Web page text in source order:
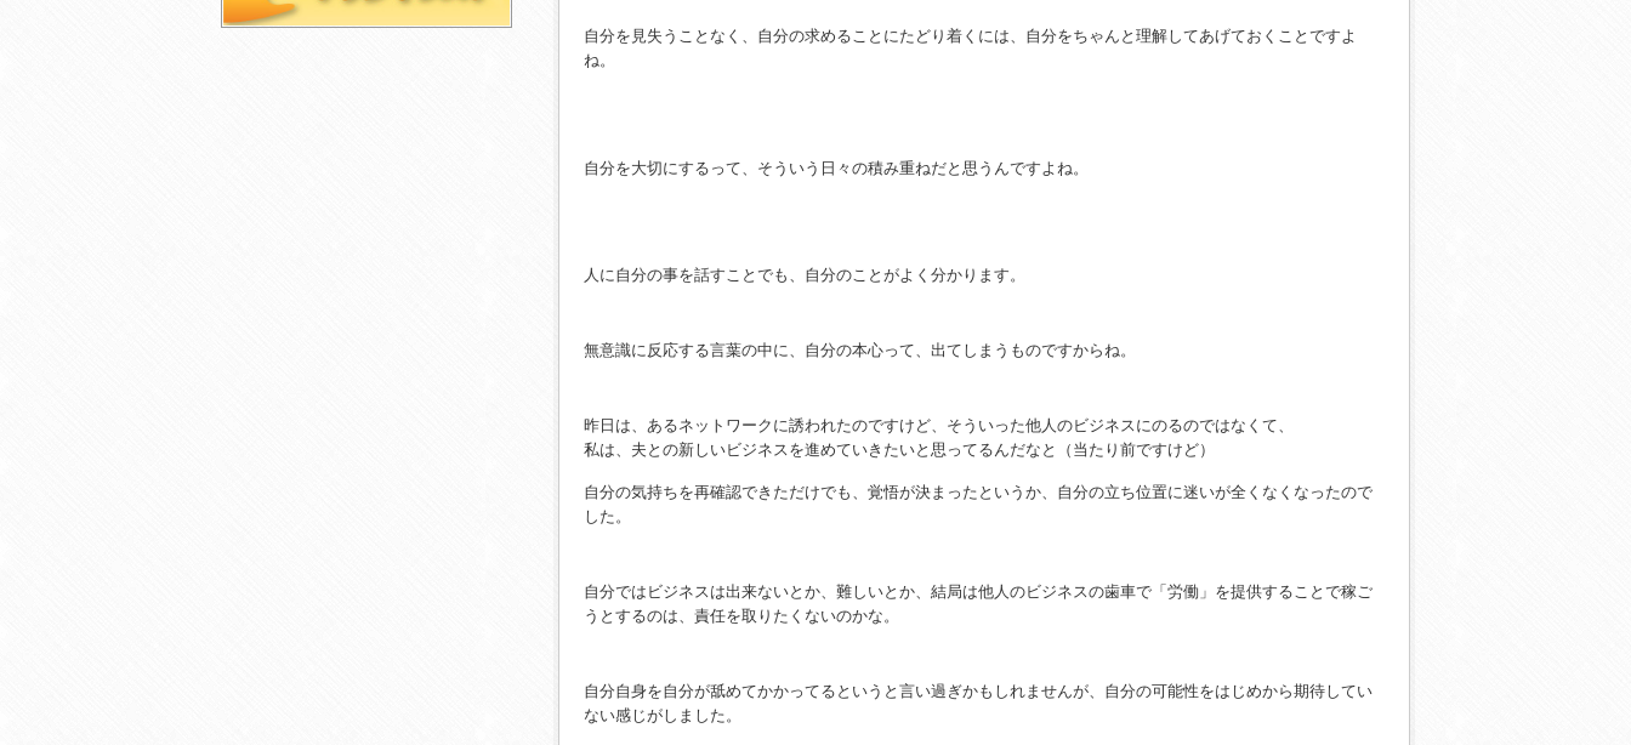
自分を見失うことなく、自分の求めることにたどり着くには、自分をちゃんと理解してあげておくことですよ
ね。
自分を大切にするって、そういう日々の積み重ねだと思うんですよね。
人に自分の事を話すことでも、自分のことがよく分かります。
無意識に反応する言葉の中に、自分の本心って、出てしまうものですからね。
昨日は、あるネットワークに誘われたのですけど、そういった他人のビジネスにのるのではなくて、
私は、夫との新しいビジネスを進めていきたいと思ってるんだなと（当たり前ですけど）
自分の気持ちを再確認できただけでも、覚悟が決まったというか、自分の立ち位置に迷いが全くなくなったので
した。
自分ではビジネスは出来ないとか、難しいとか、結局は他人のビジネスの歯車で「労働」を提供することで稼ご
うとするのは、責任を取りたくないのかな。
自分自身を自分が舐めてかかってるというと言い過ぎかもしれませんが、自分の可能性をはじめから期待してい
ない感じがしました。